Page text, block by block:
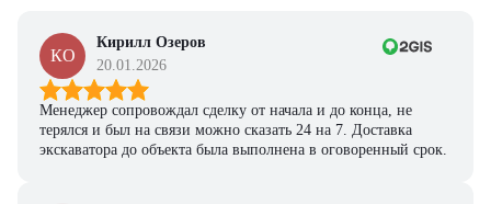
КО
Кирилл Озеров
20.01.2026
Менеджер сопровождал сделку от начала и до конца, не
терялся и был на связи можно сказать 24 на 7. Доставка
экскаватора до объекта была выполнена в оговоренный срок.
Получить предложение